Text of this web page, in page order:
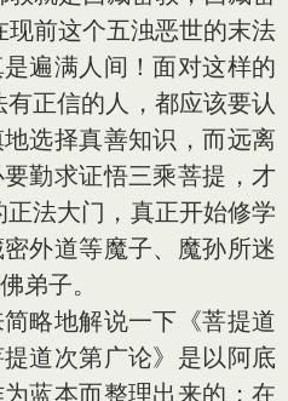
现前这个五浊恶世的末法
遍满人间！面对这样的
正信的人，都应该要认
选择真善知识，而远离
勤求证悟三乘菩提，才
法大门，真正开始修学
外道等魔子、魔孙所迷
弟子。
地解说一下《菩提道
道次第广论》是以阿底
蓝本而整理出来的；在